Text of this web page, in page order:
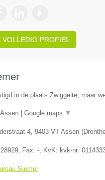
VOLLEDIG PROFIEL
in de plaats Zwiggelte, maar
Assen| Google maps ▼
4, 9403 VT Assen(
, Fax: -, KvK: kvk-nr:
Siemer